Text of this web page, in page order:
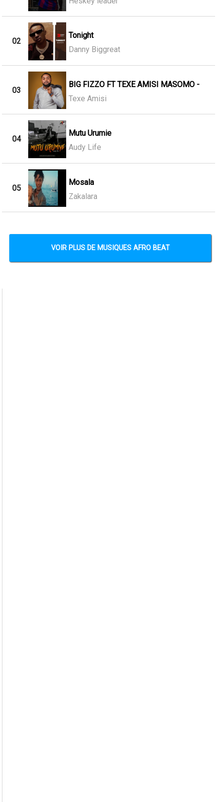
02
Tonight
Danny Biggreat
03
BIG FIZZO FT TEXE AMISI MASOMO -
Texe Amisi
04
Mutu Urumie
Audy Life
05
Mosala
Zakalara
VOIR PLUS DE MUSIQUES AFRO BEAT